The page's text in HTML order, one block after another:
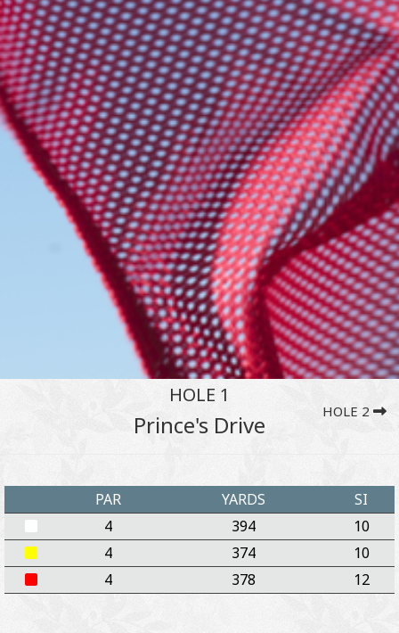
HOLE 2
HOLE 1
Prince's Drive
PAR YARDS
SI
4
394
10
4
374
10
4
378 12